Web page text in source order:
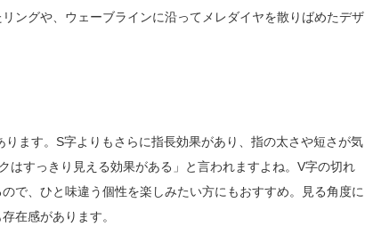
ングや、ウェーブラインに沿ってメレダイヤを散りばめたデザ
ます。S字よりもさらに指長効果があり、指の太さや短さが気
はすっきり見える効果がある」と言われますよね。V字の切れ
で、ひと味違う個性を楽しみたい方にもおすすめ。見る角度に
在感があります。